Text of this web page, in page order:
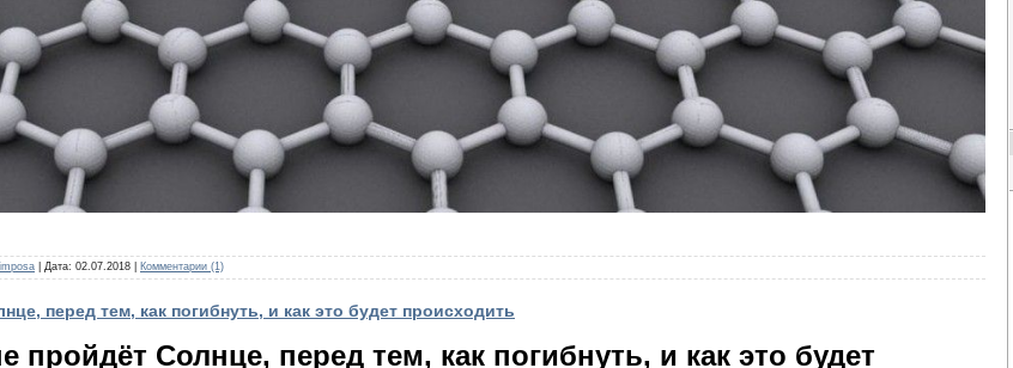
| Дата: 02.07.2018 Комментарии (1)
перед тем, как погибнуть, и как это будет происходить
пройдёт Солнце, перед тем, как погибнуть, и как это будет